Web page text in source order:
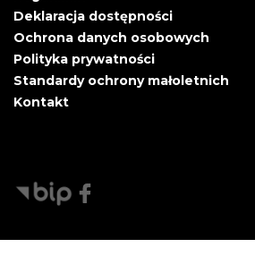
Deklaracja dostępności
Ochrona danych osobowych
Polityka prywatności
Standardy ochrony małoletnich
Kontakt